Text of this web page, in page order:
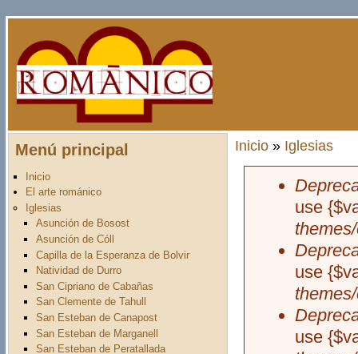
Menú principal
Inicio
El arte románico
Iglesias
Asunción de Bosost
Asunción de Cóll
Capilla de la Esperanza de Bolvir
Natividad de Durro
San Cipriano de Cabañas
San Clemente de Tahull
San Esteban de Canapost
San Esteban de Marganell
San Esteban de Peratallada
Usted está aquí
Inicio» Iglesias
Mensaje
use
use
use